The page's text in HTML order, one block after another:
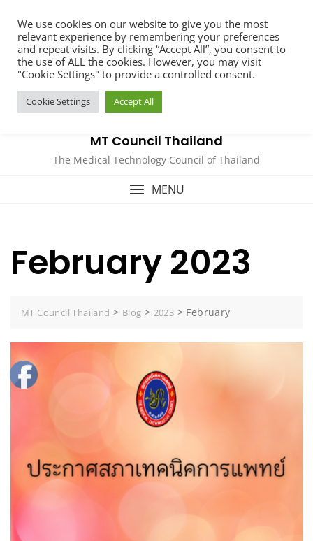
content
MT Council Thailand
The Medical Technology Council of Thailand
MENU
February 2023
MT Council Thailand > Blog > 2023 > February
We use cookies on our website to give you the most
relevant experience by remembering your preferences
and repeat visits. By clicking “Accept All”, you consent to
the use of ALL the cookies. However, you may visit
"Cookie Settings" to provide a controlled consent.
Cookie Settings Accept All